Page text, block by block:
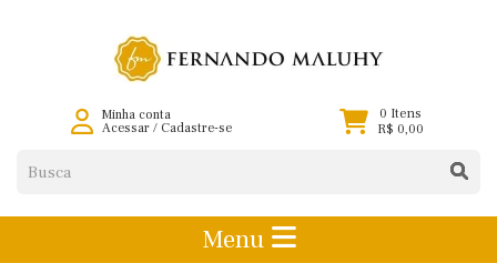
Minha conta
Acessar/ Cadastre-se
0 Itens
R$ 0,00
Menu